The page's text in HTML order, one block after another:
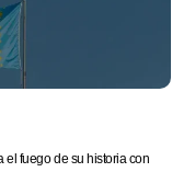
el fuego de su historia con